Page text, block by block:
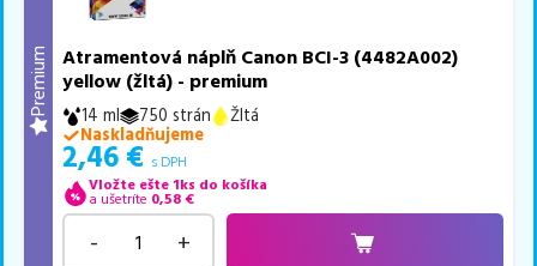
Premium
Atramentová náplň Canon BCI-3 (4482A002)
yellow (žltá) - premium
14 ml 750 strán
Žltá
Naskladňujeme
2,46 € s DPH
Vložte ešte 1ks do košíka
a ušetríte 0,58 €
- +